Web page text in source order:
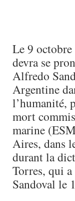
Le 9
devra se
Alfredo
Argentine
l’humanité,
mort
marine
Aires, dans
durant la
Torres, qui
Sandoval le